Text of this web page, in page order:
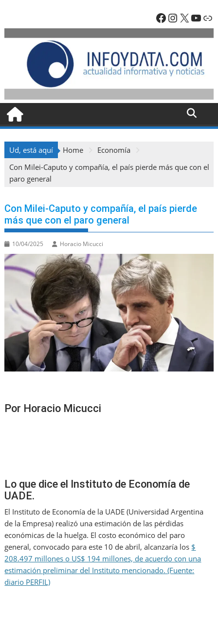
content
Facebook
X
Ud, está aquí Home
Economía
Con Milei-Caputo y compañía, el país pierde más que con el
paro general
Con Milei-Caputo y compañía, el país pierde
más que con el paro general
10/04/2025 Horacio Micucci
Por Horacio Micucci
Lo que dice el Instituto de Economía de
UADE.
El Instituto de Economía de la UADE (Universidad Argentina
de la Empresa) realizó una estimación de las pérdidas
económicas de la huelga. El costo económico del paro
general, convocado para este 10 de abril, alcanzaría los $
208.497 millones o US$ 194 millones, de acuerdo con una
estimación preliminar del Instituto mencionado. (Fuente:
diario PERFIL)